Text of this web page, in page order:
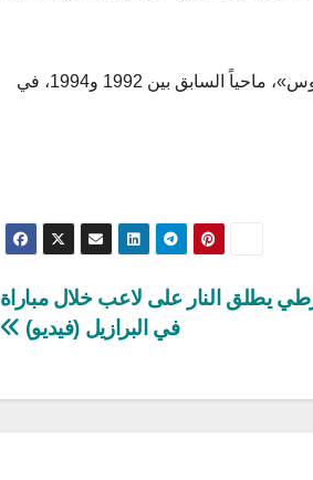
ورفعت كولومبيا سلسلتها إلى 28 مباراة دون خسارة، وهو رقم قياسي لمنتخب «كافيتيروس»، ماحياً السابق بين 1992 و1994، في
يطلق النار على لاعب خلال مباراة
في البرازيل (فيديو)